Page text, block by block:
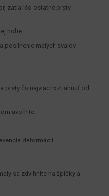
zatiaľ čo ostatné prsty
nohe.
posilnenie malých svalov
prsty čo najviac roztiahnuť od
uvoľnite.
deformácií.
sa zdvihnite na špičky a